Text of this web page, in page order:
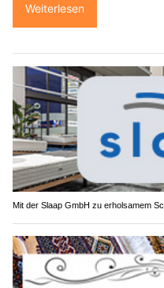
Weiterlesen
Mit der Slaap GmbH zu erholsamem